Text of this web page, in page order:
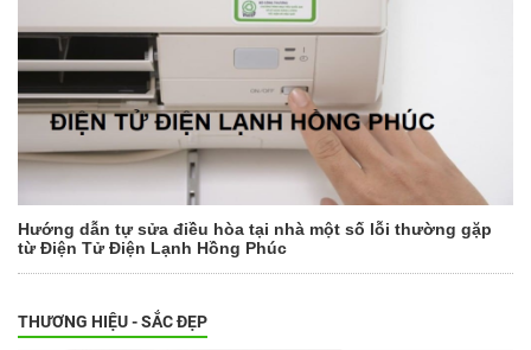
Hướng dẫn tự sửa điều hòa tại nhà một số lỗi thường gặp
từ Điện Tử Điện Lạnh Hồng Phúc
THƯƠNG HIỆU - SẮC ĐẸP